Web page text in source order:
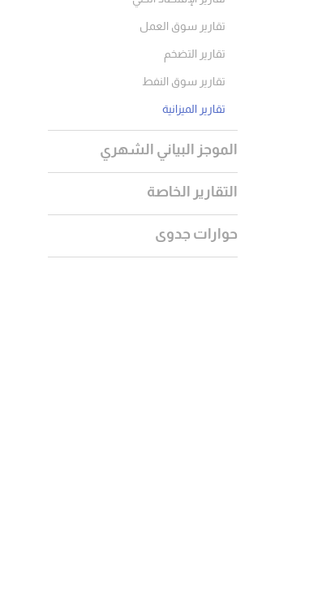
تقارير سوق العمل
تقارير التضخم
تقارير سوق النفط
تقارير الميزانية
الموجز البياني الشهري
التقارير الخاصة
حوارات جدوى